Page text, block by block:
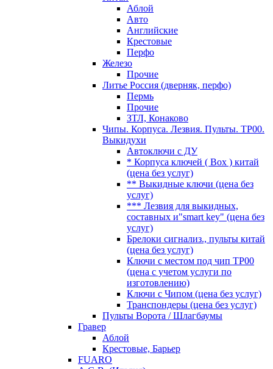
Аблой
Авто
Английские
Крестовые
Перфо
Железо
Прочие
Литье Россия (дверняк, перфо)
Пермь
Прочие
ЗТЛ, Конаково
Чипы. Корпуса. Лезвия. Пульты. TP00.
Выкидухи
Автоключи с ДУ
* Корпуса ключей ( Box ) китай
(цена без услуг)
** Выкидные ключи (цена без
услуг)
*** Лезвия для выкидных,
составных и"smart key" (цена без
услуг)
Брелоки сигнализ., пульты китай
(цена без услуг)
Ключи с местом под чип TP00
(цена с учетом услуги по
изготовлению)
Ключи с Чипом (цена без услуг)
Транспондеры (цена без услуг)
Пульты Ворота / Шлагбаумы
Гравер
Аблой
Крестовые, Барьер
FUARO